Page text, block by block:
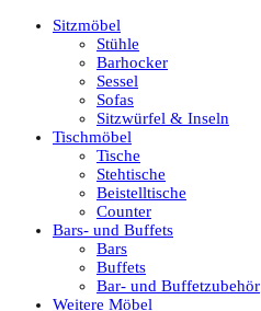
Sitzmöbel
Stühle
Barhocker
Sessel
Sofas
Sitzwürfel & Inseln
Tischmöbel
Tische
Stehtische
Beistelltische
Counter
Bars- und Buffets
Bars
Buffets
Bar- und Buffetzubehör
Weitere Möbel